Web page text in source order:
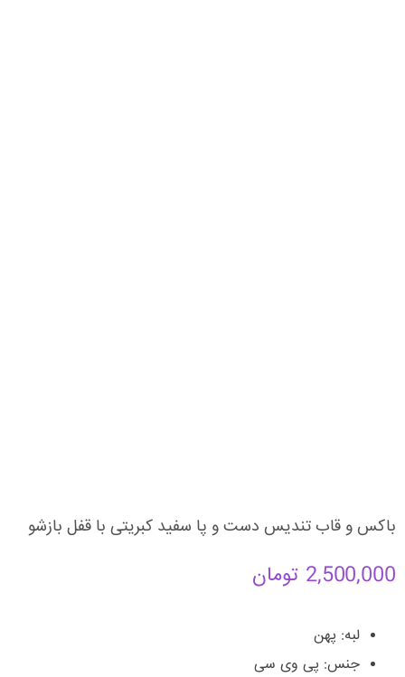
باکس و قاب تندیس دست و پا سفید کبریتی با قفل بازشو
2,500,000 تومان
لبه: پهن
جنس: پی وی سی